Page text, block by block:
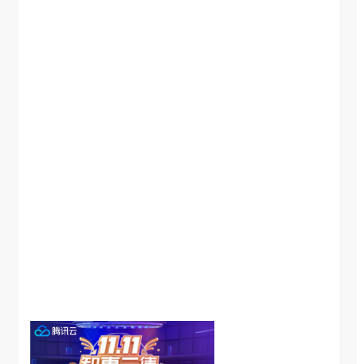
                        len2=
(txt.match(re2)).length;